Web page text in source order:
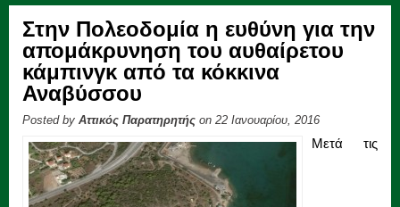
Στην Πολεοδομία η ευθύνη για την
απομάκρυνηση του αυθαίρετου
κάμπινγκ από τα κόκκινα
Αναβύσσου
Posted by Αττικός Παρατηρητής on 22 Ιανουαρίου, 2016
Μετά τις